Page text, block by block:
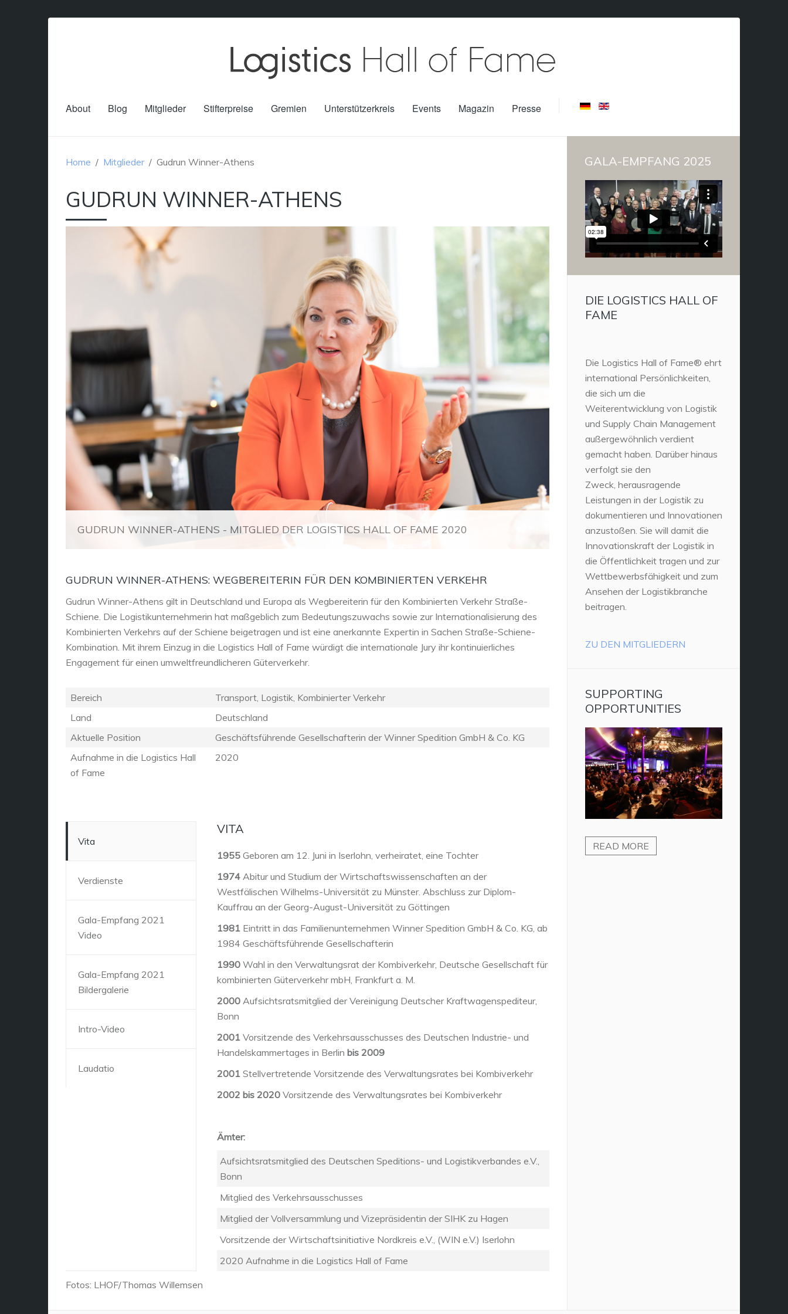
About Blog Mitglieder Stifterpreise Gremien Unterstützerkreis Events Magazin Presse
Home Mitglieder Gudrun Winner-Athens
GUDRUN WINNER-ATHENS
GUDRUN WINNER-ATHENS - MITGLIED DER LOGISTICS HALL OF FAME 2020
GUDRUN WINNER-ATHENS: WEGBEREITERIN FÜR DEN KOMBINIERTEN VERKEHR
Gudrun Winner-Athens gilt in Deutschland und Europa als Wegbereiterin für den Kombinierten Verkehr Straße-
Schiene. Die Logistikunternehmerin hat maßgeblich zum Bedeutungszuwachs sowie zur Internationalisierung des
Kombinierten Verkehrs auf der Schiene beigetragen und ist eine anerkannte Expertin in Sachen Straße-Schiene-
Kombination. Mit ihrem Einzug in die Logistics Hall of Fame würdigt die internationale Jury ihr kontinuierliches
Engagement für einen umweltfreundlicheren Güterverkehr.
Bereich
Transport, Logistik, Kombinierter Verkehr
Land
Deutschland
Aktuelle Position
Geschäftsführende Gesellschafterin der Winner Spedition GmbH & Co. KG
Aufnahme in die Logistics Hall
of Fame
2020
Vita
Verdienste
Gala-Empfang 2021
Video
Gala-Empfang 2021
Bildergalerie
Intro-Video
Laudatio
VITA
1955 Geboren am 12. Juni in Iserlohn, verheiratet, eine Tochter
1974 Abitur und Studium der Wirtschaftswissenschaften an der
Westfälischen Wilhelms-Universität zu Münster. Abschluss zur Diplom-
Kauffrau an der Georg-August-Universität zu Göttingen
1981 Eintritt in das Familienunternehmen Winner Spedition GmbH & Co. KG, ab
1984 Geschäftsführende Gesellschafterin
1990 Wahl in den Verwaltungsrat der Kombiverkehr, Deutsche Gesellschaft für
kombinierten Güterverkehr mbH, Frankfurt a. M.
2000 Aufsichtsratsmitglied der Vereinigung Deutscher Kraftwagenspediteur,
Bonn
2001 Vorsitzende des Verkehrsausschusses des Deutschen Industrie- und
Handelskammertages in Berlin bis 2009
2001 Stellvertretende Vorsitzende des Verwaltungsrates bei Kombiverkehr
2002 bis 2020 Vorsitzende des Verwaltungsrates bei Kombiverkehr
Ämter:
Aufsichtsratsmitglied des Deutschen Speditions- und Logistikverbandes e.V.,
Bonn
Mitglied des Verkehrsausschusses
Mitglied der Vollversammlung und Vizepräsidentin der SIHK zu Hagen
Vorsitzende der Wirtschaftsinitiative Nordkreis e.V., (WIN e.V.) Iserlohn
2020 Aufnahme in die Logistics Hall of Fame
Fotos: LHOF/Thomas Willemsen
GALA-EMPFANG 2025
DIE LOGISTICS HALL OF
FAME
Die Logistics Hall of Fame® ehrt
international Persönlichkeiten,
die sich um die
Weiterentwicklung von Logistik
und Supply Chain Management
außergewöhnlich verdient
gemacht haben. Darüber hinaus
verfolgt sie den
Zweck, herausragende
Leistungen in der Logistik zu
dokumentieren und Innovationen
anzustoßen. Sie will damit die
Innovationskraft der Logistik in
die Öffentlichkeit tragen und zur
Wettbewerbsfähigkeit und zum
Ansehen der Logistikbranche
beitragen.
ZU DEN MITGLIEDERN
SUPPORTING
OPPORTUNITIES
READ MORE